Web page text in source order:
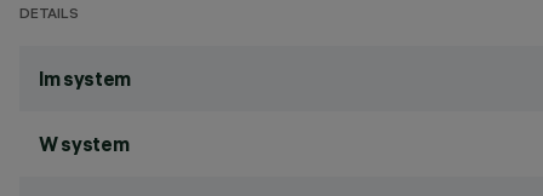
DETAILS
lm system
W system